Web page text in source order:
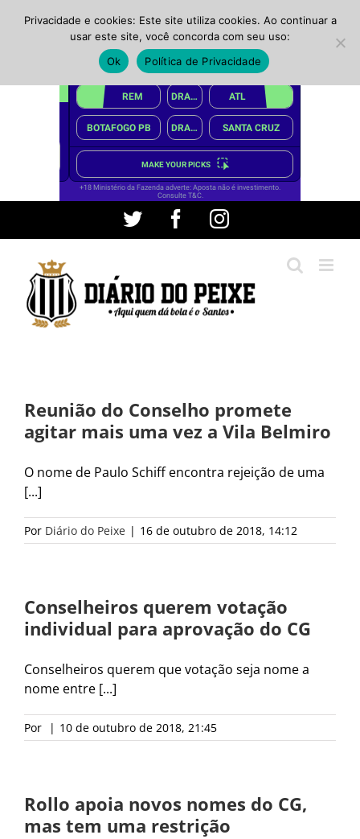
conteúdo
Twitter FacebookInstagram
Reunião do Conselho promete
agitar mais uma vez a Vila Belmiro
O nome de Paulo Schiff encontra rejeição de uma
[...]
Por Diário do Peixe | 16 de outubro de 2018, 14:12
Conselheiros querem votação
individual para aprovação do CG
Conselheiros querem que votação seja nome a
nome entre [...]
Por | 10 de outubro de 2018, 21:45
Rollo apoia novos nomes do CG,
mas tem uma restrição
Privacidade e cookies: Este site utiliza cookies. Ao continuar a
usar este site, você concorda com seu uso:
Ok
Política de Privacidade